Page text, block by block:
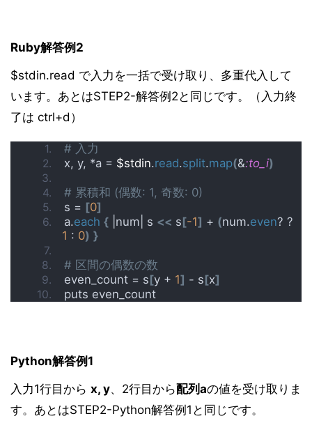
Ruby解答例2
$stdin.read で入力を一括で受け取り、多重代入して
います。あとはSTEP2-解答例2と同じです。（入力終
了は ctrl+d）
# 入力
x, y, *a = $stdin.read.split.map(&:to_i)
# 累積和 (偶数: 1, 奇数: 0)
s = [0]
a.each { |num| s << s[-1] + (num.even
1 : 0) }
# 区間の偶数の数
even_count = s[y + 1] - s[x]
puts even_count
Python解答例1
入力1行目から x, y、2行目から配列aの値を受け取りま
す。あとはSTEP2-Python解答例1と同じです。